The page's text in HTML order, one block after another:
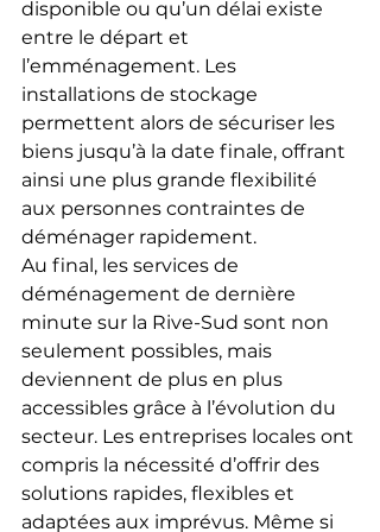
disponible ou qu’un délai existe
entre le départ et
l’emménagement. Les
installations de stockage
permettent alors de sécuriser les
biens jusqu’à la date finale, offrant
ainsi une plus grande flexibilité
aux personnes contraintes de
déménager rapidement.
Au final, les services de
déménagement de dernière
minute sur la Rive-Sud sont non
seulement possibles, mais
deviennent de plus en plus
accessibles grâce à l’évolution du
secteur. Les entreprises locales ont
compris la nécessité d’offrir des
solutions rapides, flexibles et
adaptées aux imprévus. Même si